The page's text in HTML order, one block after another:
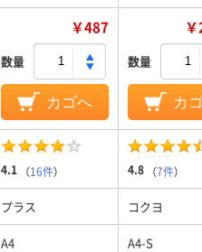
￥487
数量
カゴへ
数量
カ
4.1 （16件） 4.8 （7件）
プラス コクヨ
A4 A4-S